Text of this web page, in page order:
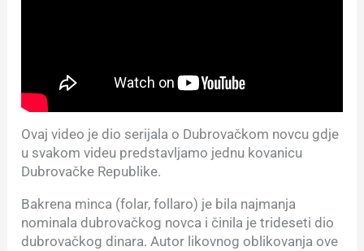
Ovaj video je dio serijala o Dubrovačkom novcu gdje
u svakom videu predstavljamo jednu kovanicu
Dubrovačke Republike.
Bakrena minca (folar, follaro) je bila najmanja
nominala dubrovačkog novca i činila je trideseti dio
dubrovačkog dinara. Autor likovnog oblikovanja ove